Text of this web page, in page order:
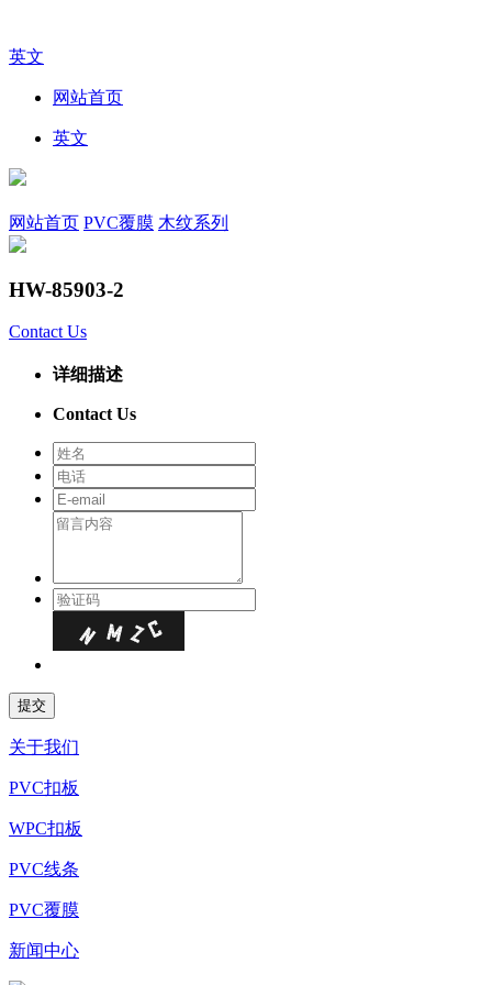
英文
网站首页
英文
网站首页 PVC覆膜 木纹系列
HW-85903-2
Contact Us
详细描述
Contact Us
关于我们
PVC扣板
WPC扣板
PVC线条
PVC覆膜
新闻中心